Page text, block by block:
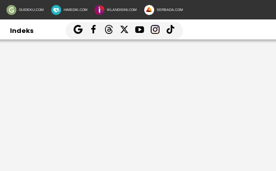
GUIDEKU.COM HIMEDIK.COM IKLANDISINI.COM SERBADA.COM
Indeks